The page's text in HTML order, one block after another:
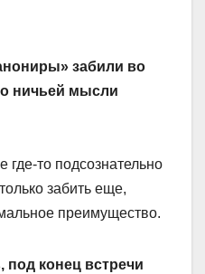
забили во
о ничьей мысли
где-то подсознательно
забить еще,
преимущество.
под конец встречи